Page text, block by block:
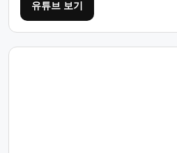
유튜브 보기